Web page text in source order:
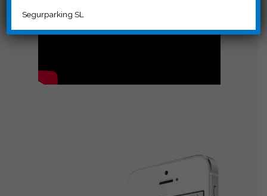
Segurparking SL